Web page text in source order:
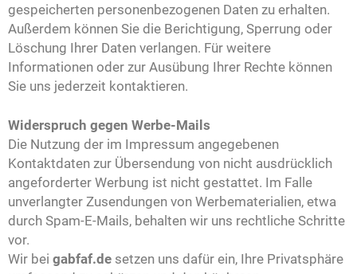
gespeicherten personenbezogenen Daten zu erhalten.
Außerdem können Sie die Berichtigung, Sperrung oder
Löschung Ihrer Daten verlangen. Für weitere
Informationen oder zur Ausübung Ihrer Rechte können
Sie uns jederzeit kontaktieren.
Widerspruch gegen Werbe-Mails
Die Nutzung der im Impressum angegebenen
Kontaktdaten zur Übersendung von nicht ausdrücklich
angeforderter Werbung ist nicht gestattet. Im Falle
unverlangter Zusendungen von Werbematerialien, etwa
durch Spam-E-Mails, behalten wir uns rechtliche Schritte
vor.
Wir bei gabfaf.de setzen uns dafür ein, Ihre Privatsphäre